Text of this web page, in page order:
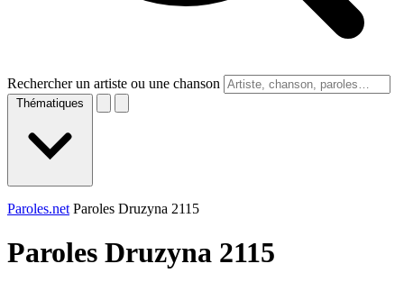
Rechercher un artiste ou une chanson
Thématiques
Paroles.net Paroles Druzyna 2115
Paroles Druzyna 2115